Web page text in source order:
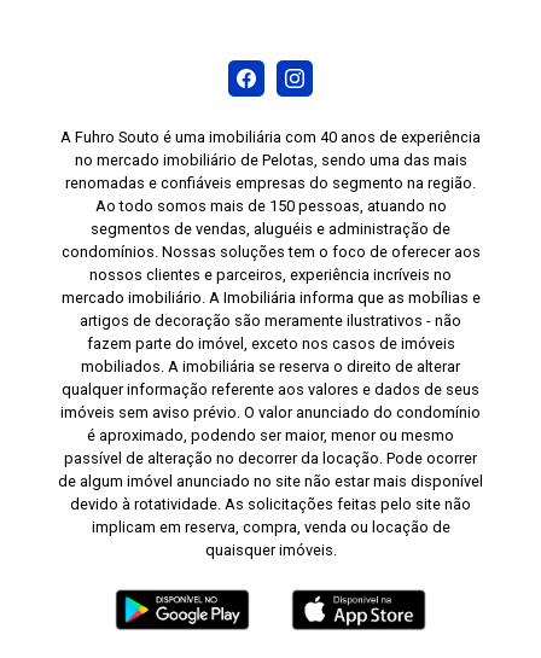
A Fuhro Souto é uma imobiliária com 40 anos de experiência
no mercado imobiliário de Pelotas, sendo uma das mais
renomadas e confiáveis empresas do segmento na região.
Ao todo somos mais de 150 pessoas, atuando no
segmentos de vendas, aluguéis e administração de
condomínios. Nossas soluções tem o foco de oferecer aos
nossos clientes e parceiros, experiência incríveis no
mercado imobiliário. A Imobiliária informa que as mobílias e
artigos de decoração são meramente ilustrativos - não
fazem parte do imóvel, exceto nos casos de imóveis
mobiliados. A imobiliária se reserva o direito de alterar
qualquer informação referente aos valores e dados de seus
imóveis sem aviso prévio. O valor anunciado do condomínio
é aproximado, podendo ser maior, menor ou mesmo
passível de alteração no decorrer da locação. Pode ocorrer
de algum imóvel anunciado no site não estar mais disponível
devido à rotatividade. As solicitações feitas pelo site não
implicam em reserva, compra, venda ou locação de
quaisquer imóveis.